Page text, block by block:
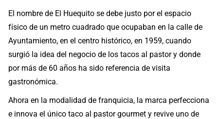
El nombre de El Huequito se debe justo por el espacio
físico de un metro cuadrado que ocupaban en la calle de
Ayuntamiento, en el centro histórico, en 1959, cuando
surgió la idea del negocio de los tacos al pastor y donde
por más de 60 años ha sido referencia de visita
gastronómica.
Ahora en la modalidad de franquicia, la marca perfecciona
e innova el único taco al pastor gourmet y revive uno de